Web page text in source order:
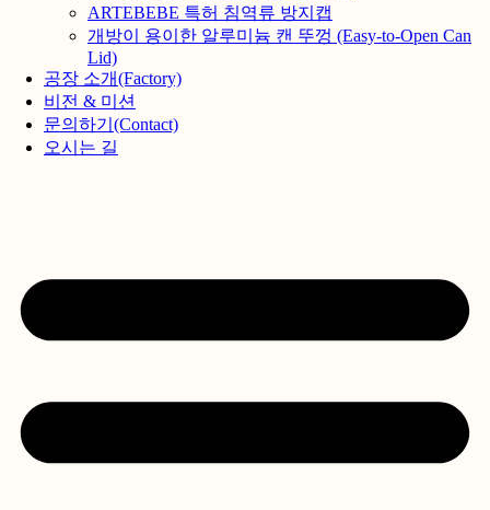
ARTEBEBE 특허 침역류 방지캡
개방이 용이한 알루미늄 캔 뚜껑 (Easy-to-Open Can
Lid)
공장 소개(Factory)
비전 & 미션
문의하기(Contact)
오시는 길